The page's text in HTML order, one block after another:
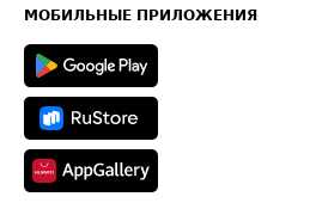
Техническая информация
МОБИЛЬНЫЕ ПРИЛОЖЕНИЯ